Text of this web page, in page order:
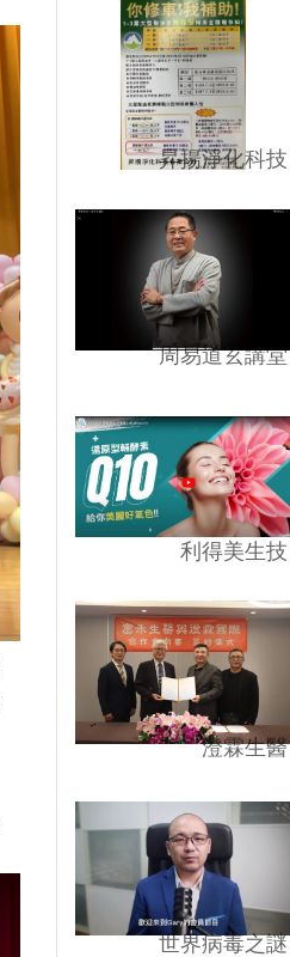
昇揚淨化科技
周易道玄講堂
利得美生技
澄霖生醫
世界病毒之謎